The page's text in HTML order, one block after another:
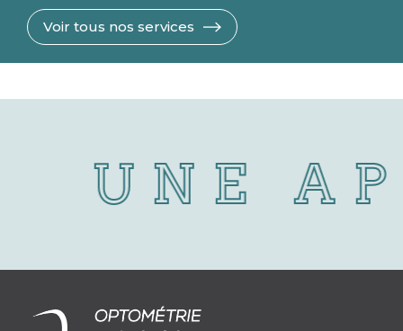
Voir tous nos services
UNE